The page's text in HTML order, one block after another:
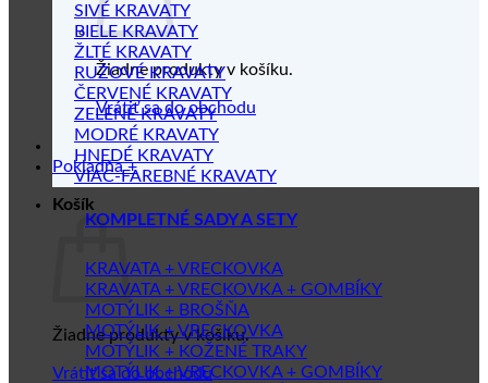
Žiadne produkty v košíku.
Vrátiť sa do obchodu
Pokladňa +
Košík
Žiadne produkty v košíku.
Vrátiť sa do obchodu
SIVÉ KRAVATY
BIELE KRAVATY
ŽLTÉ KRAVATY
RUŽOVÉ KRAVATY
ČERVENÉ KRAVATY
ZELENÉ KRAVATY
MODRÉ KRAVATY
HNEDÉ KRAVATY
VIAC-FAREBNÉ KRAVATY
KOMPLETNÉ SADY A SETY
KRAVATA + VRECKOVKA
KRAVATA + VRECKOVKA + GOMBÍKY
MOTÝLIK + BROŠŇA
MOTÝLIK + VRECKOVKA
MOTÝLIK + KOŽENÉ TRAKY
MOTÝLIK + VRECKOVKA + GOMBÍKY